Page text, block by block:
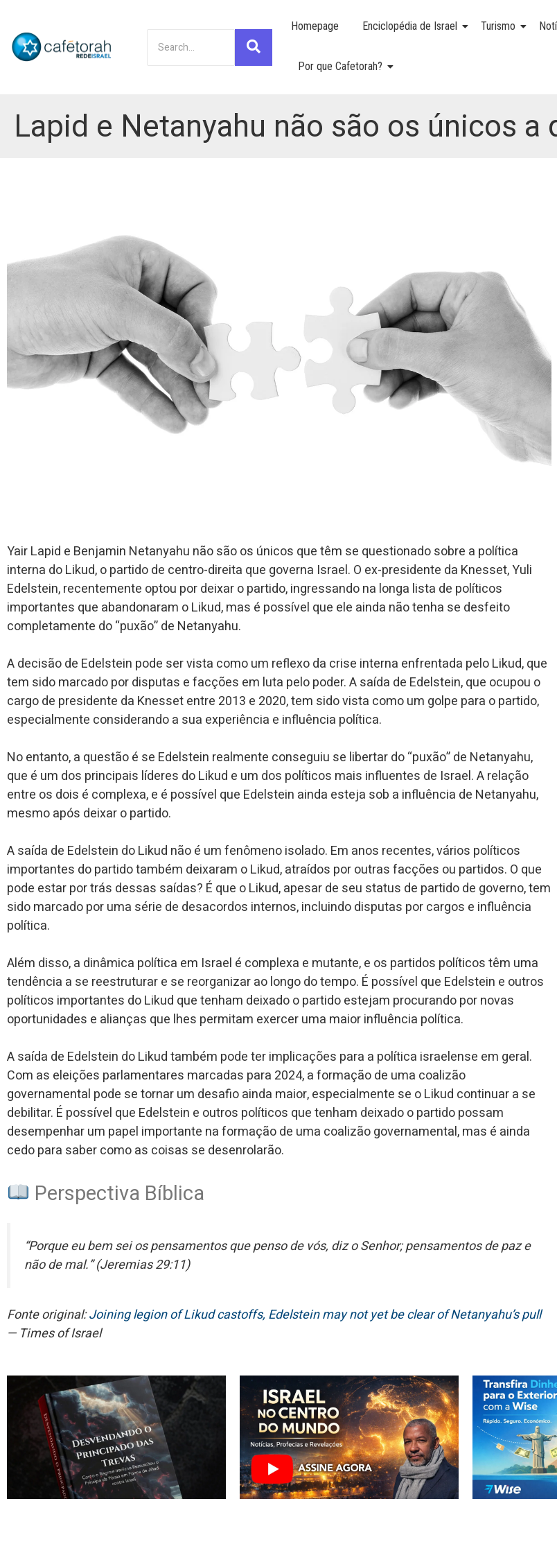
Homepage Enciclopédia de Israel Turismo
Por que Cafetorah?
Lapid e Netanyahu não são os únicos
Yair Lapid e Benjamin Netanyahu não são os únicos que têm se questionado sobre a política
interna do Likud, o partido de centro-direita que governa Israel. O ex-presidente da Knesset, Yuli
Edelstein, recentemente optou por deixar o partido, ingressando na longa lista de políticos
importantes que abandonaram o Likud, mas é possível que ele ainda não tenha se desfeito
completamente do “puxão” de Netanyahu.
A decisão de Edelstein pode ser vista como um reflexo da crise interna enfrentada pelo Likud, que
tem sido marcado por disputas e facções em luta pelo poder. A saída de Edelstein, que ocupou o
cargo de presidente da Knesset entre 2013 e 2020, tem sido vista como um golpe para o partido,
especialmente considerando a sua experiência e influência política.
No entanto, a questão é se Edelstein realmente conseguiu se libertar do “puxão” de Netanyahu,
que é um dos principais líderes do Likud e um dos políticos mais influentes de Israel. A relação
entre os dois é complexa, e é possível que Edelstein ainda esteja sob a influência de Netanyahu,
mesmo após deixar o partido.
A saída de Edelstein do Likud não é um fenômeno isolado. Em anos recentes, vários políticos
importantes do partido também deixaram o Likud, atraídos por outras facções ou partidos. O que
pode estar por trás dessas saídas? É que o Likud, apesar de seu status de partido de governo, tem
sido marcado por uma série de desacordos internos, incluindo disputas por cargos e influência
política.
Além disso, a dinâmica política em Israel é complexa e mutante, e os partidos políticos têm uma
tendência a se reestruturar e se reorganizar ao longo do tempo. É possível que Edelstein e outros
políticos importantes do Likud que tenham deixado o partido estejam procurando por novas
oportunidades e alianças que lhes permitam exercer uma maior influência política.
A saída de Edelstein do Likud também pode ter implicações para a política israelense em geral.
Com as eleições parlamentares marcadas para 2024, a formação de uma coalizão
governamental pode se tornar um desafio ainda maior, especialmente se o Likud continuar a se
debilitar. É possível que Edelstein e outros políticos que tenham deixado o partido possam
desempenhar um papel importante na formação de uma coalizão governamental, mas é ainda
cedo para saber como as coisas se desenrolarão.
Perspectiva Bíblica
“Porque eu bem sei os pensamentos que penso de vós, diz o Senhor; pensamentos de paz e
não de mal.” (Jeremias 29:11)
Fonte original:Joining legion of Likud castoffs, Edelstein may not yet be clear of Netanyahu’s pull
— Times of Israel